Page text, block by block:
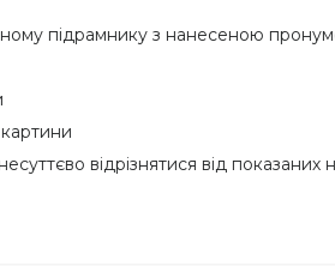
підрамнику з нанесеною
відрізнятися від показаних